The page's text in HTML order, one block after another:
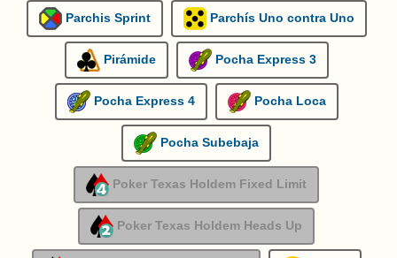
Parchis Sprint Parchís Uno contra Uno
Pirámide Pocha Express 3
Pocha Express 4 Pocha Loca
Pocha Subebaja
Poker Texas Holdem Fixed Limit
Poker Texas Holdem Heads Up